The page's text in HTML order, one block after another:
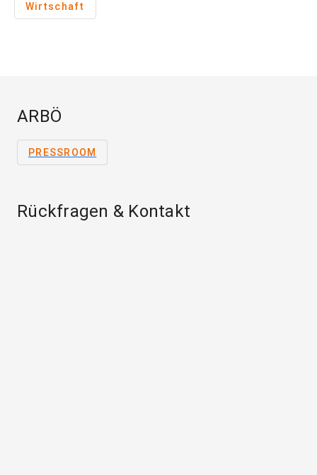
Wirtschaft
ARBÖ
PRESSROOM
Rückfragen & Kontakt